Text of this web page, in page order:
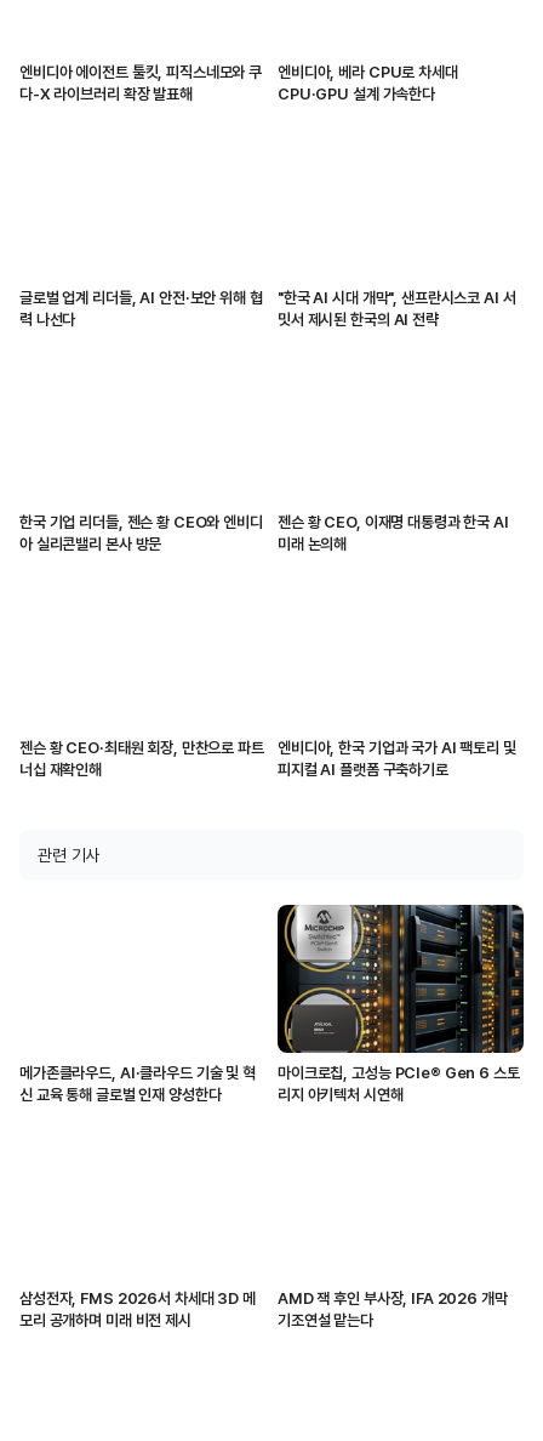
엔비디아 에이전트 툴킷, 피직스네모와 쿠
다-X 라이브러리 확장 발표해
엔비디아, 베라 CPU로 차세대
CPU·GPU 설계 가속한다
글로벌 업계 리더들, AI 안전·보안 위해 협
력 나선다
"한국 AI 시대 개막", 샌프란시스코 AI 서
밋서 제시된 한국의 AI 전략
한국 기업 리더들, 젠슨 황 CEO와 엔비디
아 실리콘밸리 본사 방문
젠슨 황 CEO, 이재명 대통령과 한국 AI
미래 논의해
젠슨 황 CEO·최태원 회장, 만찬으로 파트
너십 재확인해
엔비디아, 한국 기업과 국가 AI 팩토리 및
피지컬 AI 플랫폼 구축하기로
관련 기사
메가존클라우드, AI·클라우드 기술 및 혁
신 교육 통해 글로벌 인재 양성한다
마이크로칩, 고성능 PCIe® Gen 6 스토
리지 아키텍처 시연해
삼성전자, FMS 2026서 차세대 3D 메
모리 공개하며 미래 비전 제시
AMD 잭 후인 부사장, IFA 2026 개막
기조연설 맡는다